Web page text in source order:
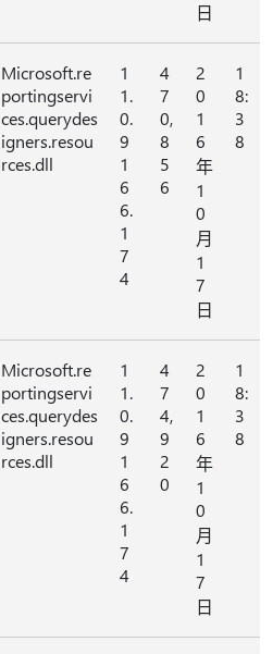
日
Microsoft.re
portingservi
ces.querydes
igners.resou
rces.dll
1
1.
0.
9
1
6
6.
1
7
4
4
7
0,
8
5
6
2
0
1
6
年
1
0
月
1
7
日
1
8:
3
8
Microsoft.re
portingservi
ces.querydes
igners.resou
rces.dll
1
1.
0.
9
1
6
6.
1
7
4
4
7
4,
9
2
0
2
0
1
6
年
1
0
月
1
7
日
1
8:
3
8